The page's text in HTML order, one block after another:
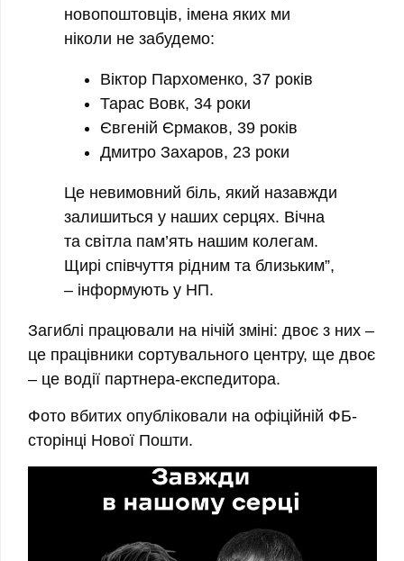
новопоштовців, імена яких ми
ніколи не забудемо:
Віктор Пархоменко, 37 років
Тарас Вовк, 34 роки
Євгеній Єрмаков, 39 років
Дмитро Захаров, 23 роки
Це невимовний біль, який назавжди
залишиться у наших серцях. Вічна
та світла пам’ять нашим колегам.
Щирі співчуття рідним та близьким”,
– інформують у НП.
Загиблі працювали на нічій зміні: двоє з них –
це працівники сортувального центру, ще двоє
– це водії партнера-експедитора.
Фото вбитих опубліковали на офіційній ФБ-
сторінці Нової Пошти.